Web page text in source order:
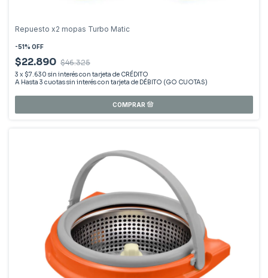
Repuesto x2 mopas Turbo Matic
-51% OFF
$22.890 $46.325
3 x $7.630 sin interés